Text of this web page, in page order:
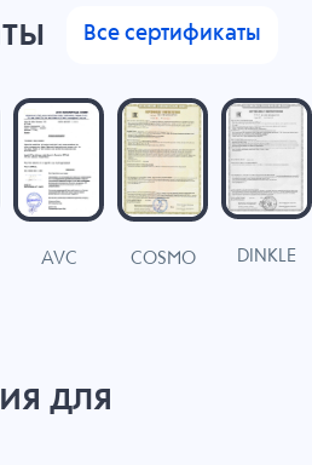
Все сертификаты
AVC COSMO DINKLE
для